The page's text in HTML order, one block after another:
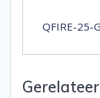
QFIRE-25-